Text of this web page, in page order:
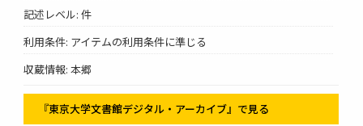
記述レベル: 件
利用条件: アイテムの利用条件に準じる
収蔵情報: 本郷
『東京大学文書館デジタル・アーカイブ』で見る